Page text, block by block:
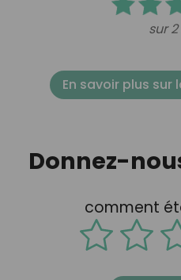
sur
En savoir plus sur
Donnez-
comment